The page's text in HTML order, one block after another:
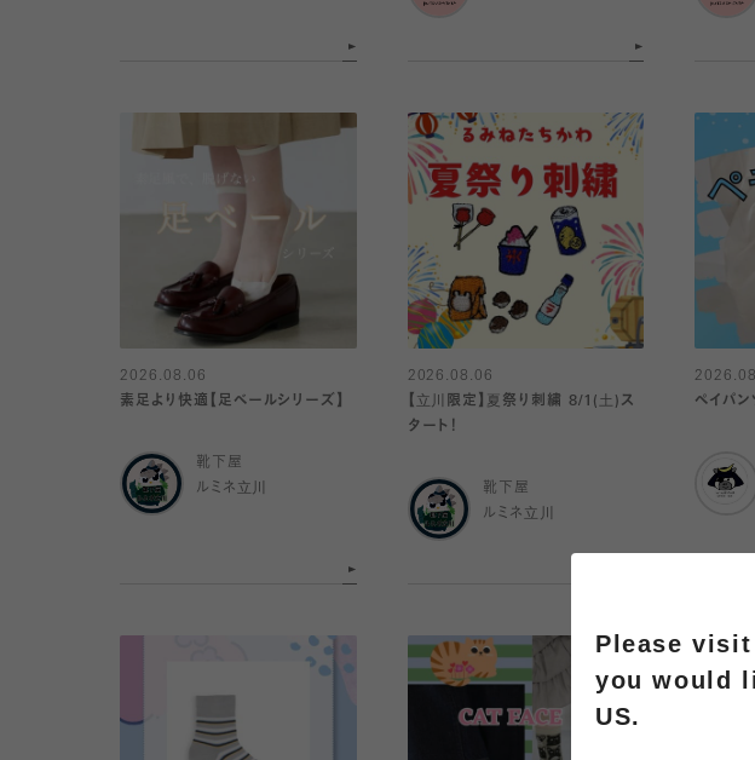
2026.08.06
素足より快適【足ベールシリーズ】
靴下屋
ルミネ立川
2026.08.06
【立川限定】夏祭り刺繍 8/1(土)ス
タート！
靴下屋
ルミネ立川
ペイパン
Please visit
you would
US.